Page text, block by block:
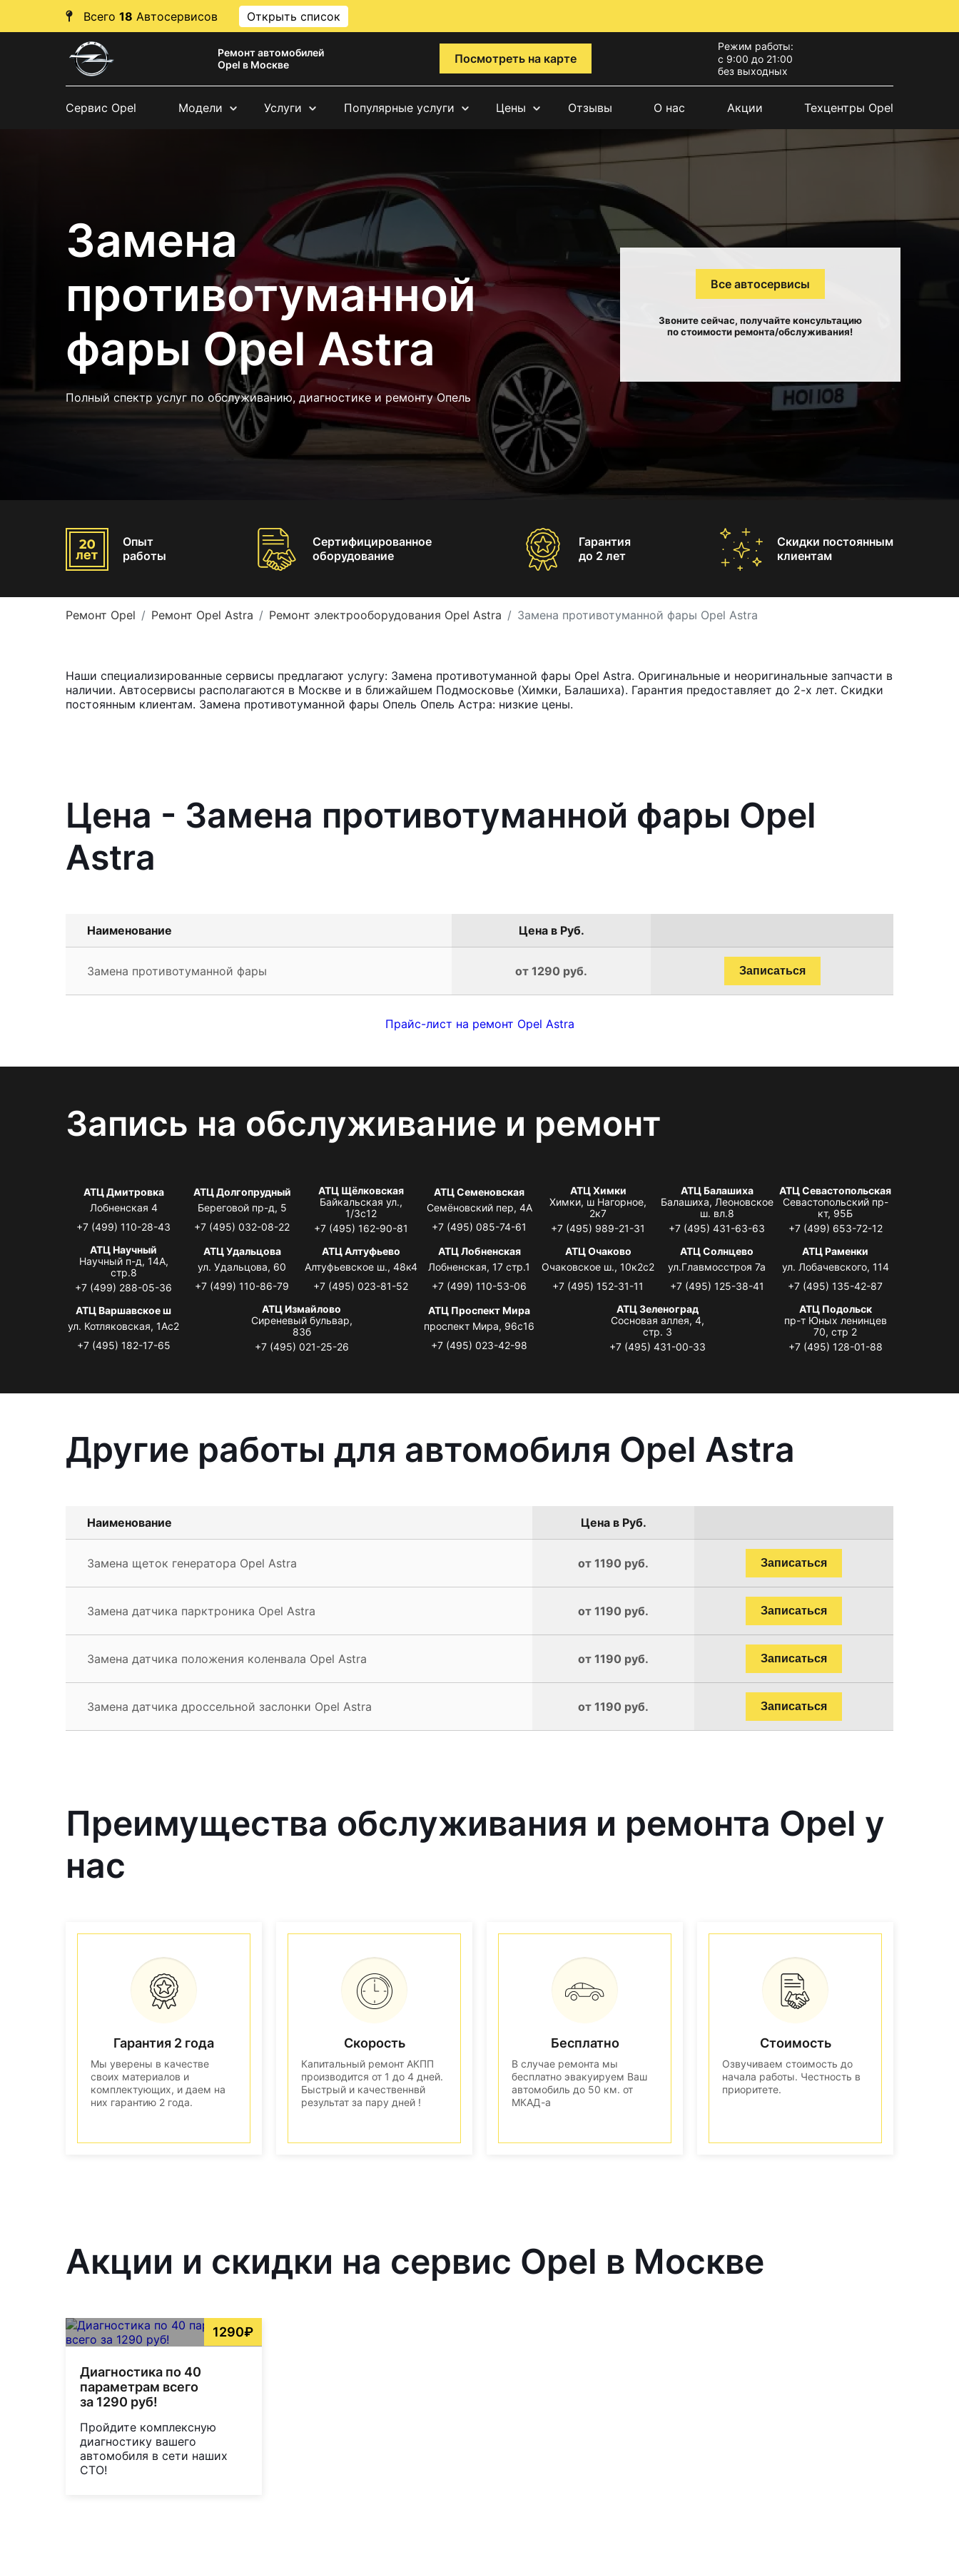
Всего 18 Автосервисов Открыть список
Ремонт автомобилей
Opel в Москве
Посмотреть на карте
Режим работы:
с 9:00 до 21:00
без выходных
Сервис Opel Модели Услуги Популярные услуги Цены Отзывы О нас Акции Техцентры Opel
Замена
противотуманной
фары Opel Astra
Полный спектр услуг по обслуживанию, диагностике и ремонту Опель
Все автосервисы
Звоните сейчас, получайте консультацию
по стоимости ремонта/обслуживания!
Опыт
работы
Сертифицированное
оборудование
Гарантия
до 2 лет
Скидки постоянным
клиентам
Ремонт Opel Ремонт Opel Astra Ремонт электрооборудования Opel Astra Замена противотуманной фары Opel Astra
Наши специализированные сервисы предлагают услугу: Замена противотуманной фары Opel Astra. Оригинальные и неоригинальные запчасти в
наличии. Автосервисы располагаются в Москве и в ближайшем Подмосковье (Химки, Балашиха). Гарантия предоставляет до 2-х лет. Скидки
постоянным клиентам. Замена противотуманной фары Опель Опель Астра: низкие цены.
Цена - Замена противотуманной фары Opel
Astra
Наименование Цена в Руб.
Замена противотуманной фары от 1290 руб. Записаться
Прайс-лист на ремонт Opel Astra
Запись на обслуживание и ремонт
АТЦ Дмитровка
Лобненская 4
+7 (499) 110-28-43
АТЦ Долгопрудный
Береговой пр-д, 5
+7 (495) 032-08-22
АТЦ Щёлковская
Байкальская ул.,
1/3с12
+7 (495) 162-90-81
АТЦ Семеновская
Семёновский пер, 4А
+7 (495) 085-74-61
АТЦ Химки
Химки, ш Нагорное,
2к7
+7 (495) 989-21-31
АТЦ Балашиха
Балашиха, Леоновское
ш. вл.8
+7 (495) 431-63-63
АТЦ Севастопольская
Севастопольский пр-
кт, 95Б
+7 (499) 653-72-12
АТЦ Научный
Научный п-д, 14А,
стр.8
+7 (499) 288-05-36
АТЦ Удальцова
ул. Удальцова, 60
+7 (499) 110-86-79
АТЦ Алтуфьево
Алтуфьевское ш., 48к4
+7 (495) 023-81-52
АТЦ Лобненская
Лобненская, 17 стр.1
+7 (499) 110-53-06
АТЦ Очаково
Очаковское ш., 10к2с2
+7 (495) 152-31-11
АТЦ Солнцево
ул.Главмосстроя 7а
+7 (495) 125-38-41
АТЦ Раменки
ул. Лобачевского, 114
+7 (495) 135-42-87
АТЦ Варшавское ш
ул. Котляковская, 1Ас2
+7 (495) 182-17-65
АТЦ Измайлово
Сиреневый бульвар,
83б
+7 (495) 021-25-26
АТЦ Проспект Мира
проспект Мира, 96с16
+7 (495) 023-42-98
АТЦ Зеленоград
Сосновая аллея, 4,
стр. 3
+7 (495) 431-00-33
АТЦ Подольск
пр-т Юных ленинцев
70, стр 2
+7 (495) 128-01-88
Другие работы для автомобиля Opel Astra
Наименование Цена в Руб.
Замена щеток генератора Opel Astra от 1190 руб. Записаться
Замена датчика парктроника Opel Astra от 1190 руб. Записаться
Замена датчика положения коленвала Opel Astra от 1190 руб. Записаться
Замена датчика дроссельной заслонки Opel Astra от 1190 руб. Записаться
Преимущества обслуживания и ремонта Opel у
нас
Гарантия 2 года
Мы уверены в качестве
своих материалов и
комплектующих, и даем на
них гарантию 2 года.
Скорость
Капитальный ремонт АКПП
производится от 1 до 4 дней.
Быстрый и качественнвй
результат за пару дней !
Бесплатно
В случае ремонта мы
бесплатно эвакуируем Ваш
автомобиль до 50 км. от
МКАД-а
Стоимость
Озвучиваем стоимость до
начала работы. Честность в
приоритете.
Акции и скидки на сервис Opel в Москве
1290₽
Диагностика по 40
параметрам всего
за 1290 руб!
Пройдите комплексную
диагностику вашего
автомобиля в сети наших
СТО!